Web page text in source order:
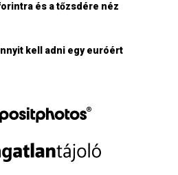
és a tőzsdére néz
kell adni egy euróért